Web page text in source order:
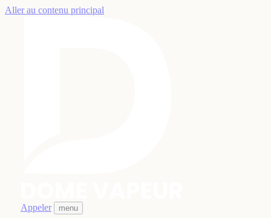
Aller au contenu principal
Appeler menu